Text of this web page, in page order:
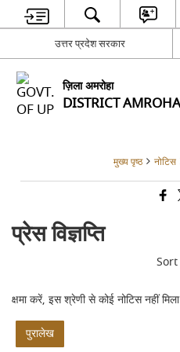
उत्तर प्रदेश सरकार
ज़िला अमरोहा
DISTRICT
मुख्य पृष्ठ नोटिस
प्रेस विज्ञप्ति
Sort
क्षमा करें, इस श्रेणी से कोई नोटिस नहीं
पुरालेख